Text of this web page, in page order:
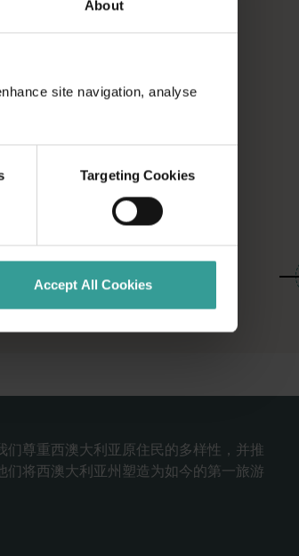
About
site navigation, analyse
Targeting Cookies
Accept All Cookies
01/03
尊重西澳大利亚原住民的多样性，并推
将西澳大利亚州塑造为如今的第一旅游